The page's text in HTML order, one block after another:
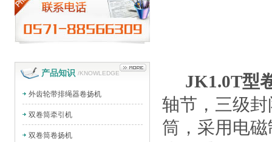
产品知识 /KNOWLEDGE
外齿轮带排绳器卷扬机
双卷筒牵引机
双卷筒卷扬机
JK1.0T型
轴节，三级
筒，采用电